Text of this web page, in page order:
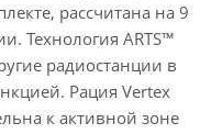
рассчитана на 9
Технология ARTS™
радиостанции в
Рация Vertex
к активной зоне